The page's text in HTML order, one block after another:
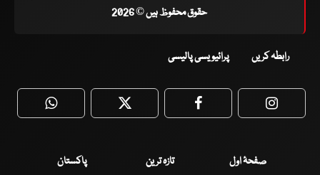
حقوق محفوظ ہیں © 2026
رابطہ کریں پرائیویسی پالیسی
WhatsApp Twitter Facebook
صفحۂ اول تازہ ترین
پاکستان